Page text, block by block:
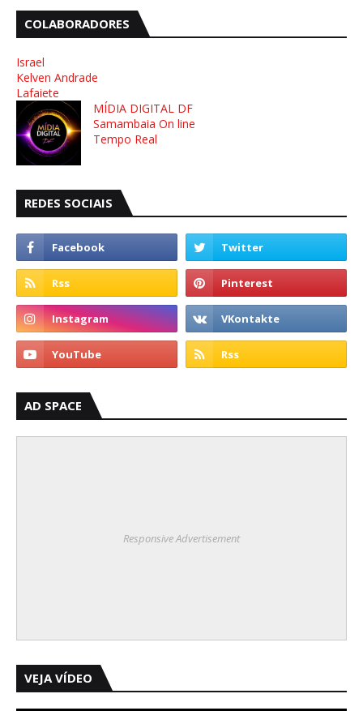
COLABORADORES
Israel
Kelven Andrade
Lafaiete
MÍDIA DIGITAL DF
Samambaia On line
Tempo Real
REDES SOCIAIS
AD SPACE
Responsive Advertisement
VEJA VÍDEO